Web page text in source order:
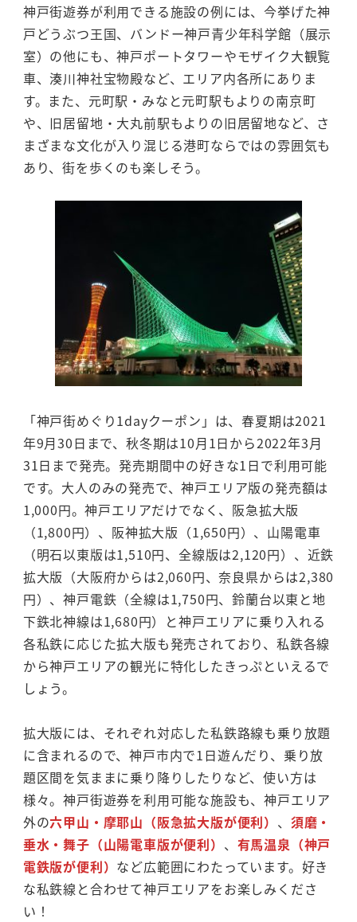
神戸街遊券が利用できる施設の例には、今挙げた神
戸どうぶつ王国、バンドー神戸青少年科学館（展示
室）の他にも、神戸ポートタワーやモザイク大観覧
車、湊川神社宝物殿など、エリア内各所にありま
す。また、元町駅・みなと元町駅もよりの南京町
や、旧居留地・大丸前駅もよりの旧居留地など、さ
まざまな文化が入り混じる港町ならではの雰囲気も
あり、街を歩くのも楽しそう。
「神戸街めぐり1dayクーポン」は、春夏期は2021
年9月30日まで、秋冬期は10月1日から2022年3月
31日まで発売。発売期間中の好きな1日で利用可能
です。大人のみの発売で、神戸エリア版の発売額は
1,000円。神戸エリアだけでなく、阪急拡大版
（1,800円）、阪神拡大版（1,650円）、山陽電車
（明石以東版は1,510円、全線版は2,120円）、近鉄
拡大版（大阪府からは2,060円、奈良県からは2,380
円）、神戸電鉄（全線は1,750円、鈴蘭台以東と地
下鉄北神線は1,680円）と神戸エリアに乗り入れる
各私鉄に応じた拡大版も発売されており、私鉄各線
から神戸エリアの観光に特化したきっぷといえるで
しょう。
拡大版には、それぞれ対応した私鉄路線も乗り放題
に含まれるので、神戸市内で1日遊んだり、乗り放
題区間を気ままに乗り降りしたりなど、使い方は
様々。神戸街遊券を利用可能な施設も、神戸エリア
外の六甲山・摩耶山（阪急拡大版が便利） 、 須磨・
垂水・舞子（山陽電車版が便利） 、 有馬温泉（神戸
電鉄版が便利） など広範囲にわたっています。好き
な私鉄線と合わせて神戸エリアをお楽しみくださ
い！